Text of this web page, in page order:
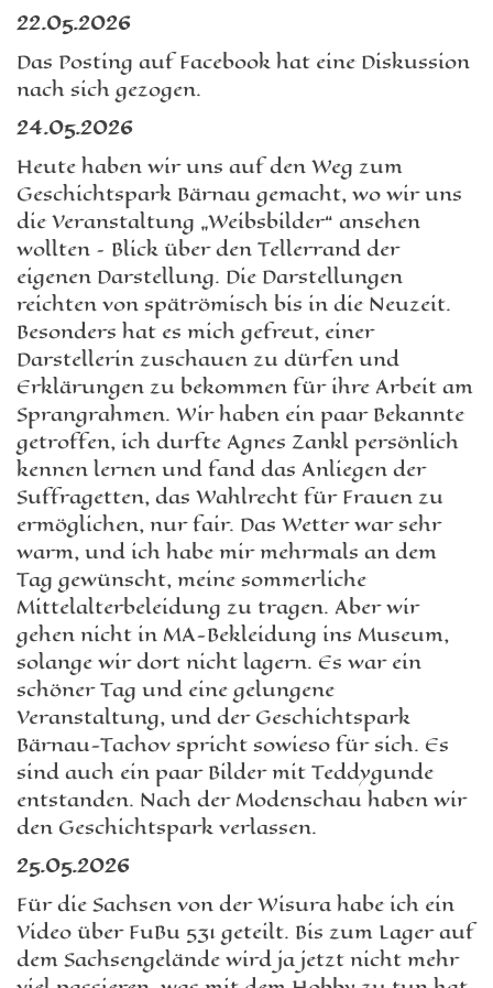
22.05.2026
Das Posting auf Facebook hat eine Diskussion
nach sich gezogen.
24.05.2026
Heute haben wir uns auf den Weg zum
Geschichtspark Bärnau gemacht, wo wir uns
die Veranstaltung „Weibsbilder“ ansehen
wollten – Blick über den Tellerrand der
eigenen Darstellung. Die Darstellungen
reichten von spätrömisch bis in die Neuzeit.
Besonders hat es mich gefreut, einer
Darstellerin zuschauen zu dürfen und
Erklärungen zu bekommen für ihre Arbeit am
Sprangrahmen. Wir haben ein paar Bekannte
getroffen, ich durfte Agnes Zankl persönlich
kennen lernen und fand das Anliegen der
Suffragetten, das Wahlrecht für Frauen zu
ermöglichen, nur fair. Das Wetter war sehr
warm, und ich habe mir mehrmals an dem
Tag gewünscht, meine sommerliche
Mittelalterbeleidung zu tragen. Aber wir
gehen nicht in MA-Bekleidung ins Museum,
solange wir dort nicht lagern. Es war ein
schöner Tag und eine gelungene
Veranstaltung, und der Geschichtspark
Bärnau-Tachov spricht sowieso für sich. Es
sind auch ein paar Bilder mit Teddygunde
entstanden. Nach der Modenschau haben wir
den Geschichtspark verlassen.
25.05.2026
Für die Sachsen von der Wisura habe ich ein
Video über FuBu 531 geteilt. Bis zum Lager auf
dem Sachsengelände wird ja jetzt nicht mehr